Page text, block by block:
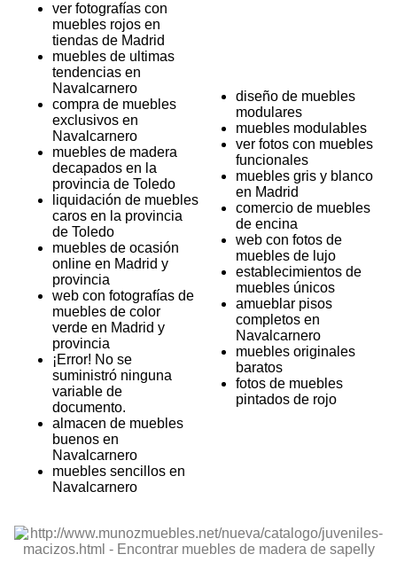
ver fotografías con
muebles rojos en
tiendas de Madrid
muebles de ultimas
tendencias en
Navalcarnero
compra de muebles
exclusivos en
Navalcarnero
muebles de madera
decapados en la
provincia de Toledo
liquidación de muebles
caros en la provincia
de Toledo
muebles de ocasión
online en Madrid y
provincia
web con fotografías de
muebles de color
verde en Madrid y
provincia
¡Error! No se
suministró ninguna
variable de
documento.
almacen de muebles
buenos en
Navalcarnero
muebles sencillos en
Navalcarnero
diseño de muebles
modulares
muebles modulables
ver fotos con muebles
funcionales
muebles gris y blanco
en Madrid
comercio de muebles
de encina
web con fotos de
muebles de lujo
establecimientos de
muebles únicos
amueblar pisos
completos en
Navalcarnero
muebles originales
baratos
fotos de muebles
pintados de rojo